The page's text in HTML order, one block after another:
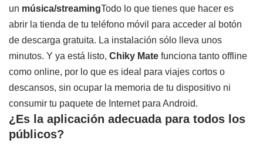
un música/streamingTodo lo que tienes que hacer es
abrir la tienda de tu teléfono móvil para acceder al botón
de descarga gratuita. La instalación sólo lleva unos
minutos. Y ya está listo, Chiky Mate funciona tanto offline
como online, por lo que es ideal para viajes cortos o
descansos, sin ocupar la memoria de tu dispositivo ni
consumir tu paquete de Internet para Android.
¿Es la aplicación adecuada para todos los
públicos?